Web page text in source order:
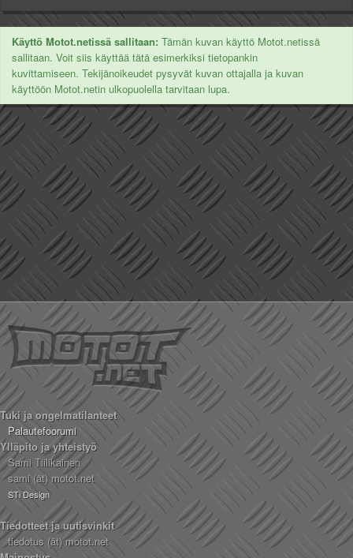
Käyttö Motot.netissä sallitaan: Tämän kuvan käyttö Motot.netissä
sallitaan. Voit siis käyttää tätä esimerkiksi tietopankin
kuvittamiseen. Tekijänoikeudet pysyvät kuvan ottajalla ja kuvan
käyttöön Motot.netin ulkopuolella tarvitaan lupa.
Tuki ja ongelmatilanteet
Palautefoorumi
Ylläpito ja yhteistyö
Sami Tiilikainen
sami (ät) motot.net
STi Design
Tiedotteet ja uutisvinkit
tiedotus (ät) motot.net